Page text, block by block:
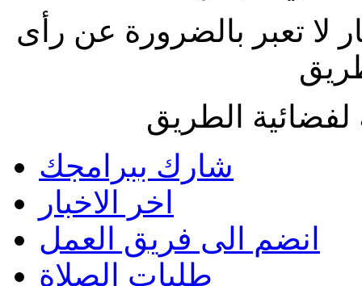
لا تعبر بالضرورة عن رأى
الطريق
شارك ببرامجك
اخر الاخبار
انضم الى فريق العمل
طلبات الصلاة